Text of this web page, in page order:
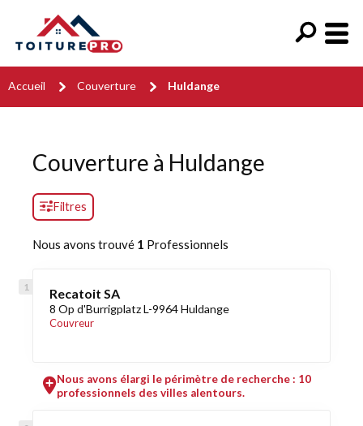
Accueil Couverture Huldange
Couverture à Huldange
Filtres
Nous avons trouvé 1 Professionnels
Recatoit SA
8 Op d'Burrigplatz L-9964 Huldange
Couvreur
Nous avons élargi le périmètre de recherche : 10
professionnels des villes alentours.